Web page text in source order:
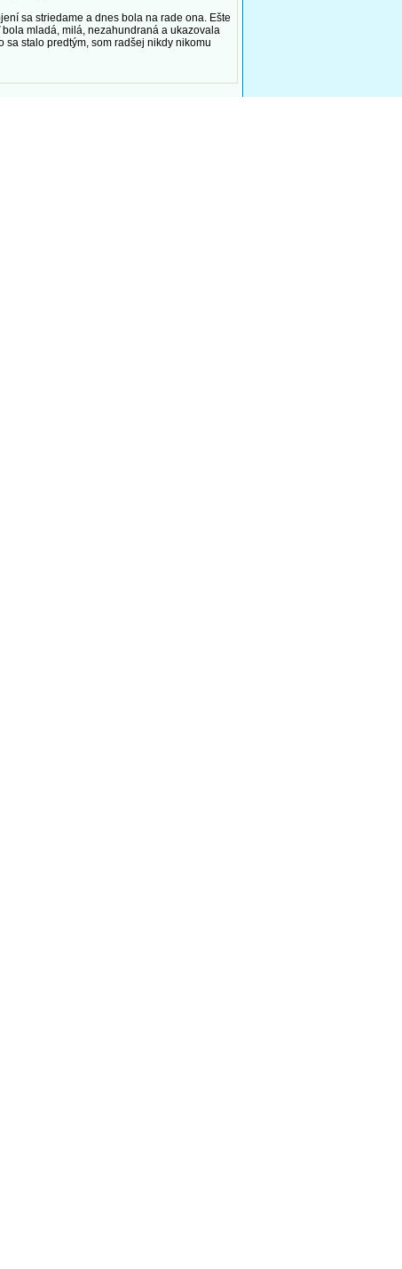
sa striedame a dnes bola na rade ona. Ešte
mladá, milá, nezahundraná a ukazovala
stalo predtým, som radšej nikdy nikomu